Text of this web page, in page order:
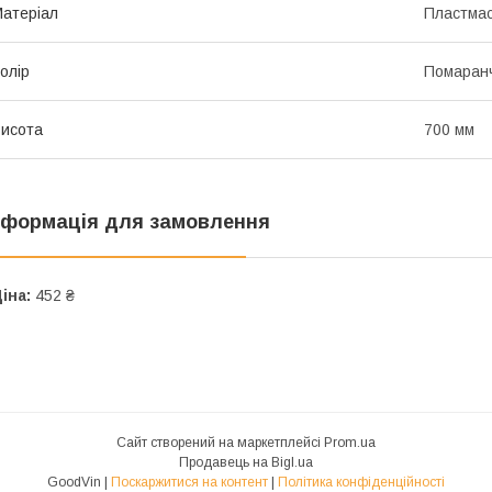
700 мм
для замовлення
452 ₴
Сайт створений на маркетплейсі Prom.ua
Продавець на Bigl.ua
GoodVin | Поскаржитися на контент | Політика конфіденційності